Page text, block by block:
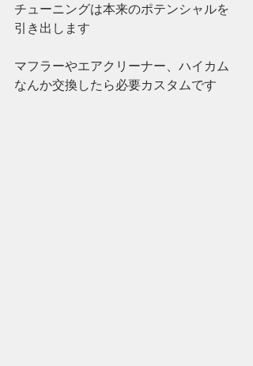
チューニングは本来のポテンシャルを
引き出します
マフラーやエアクリーナー、ハイカム
なんか交換したら必要カスタムです